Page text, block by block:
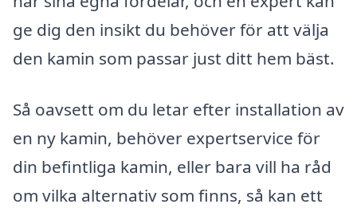
ge dig den insikt du behöver för att välja
den kamin som passar just ditt hem bäst.
Så oavsett om du letar efter installation av
en ny kamin, behöver expertservice för
din befintliga kamin, eller bara vill ha råd
om vilka alternativ som finns, så kan ett